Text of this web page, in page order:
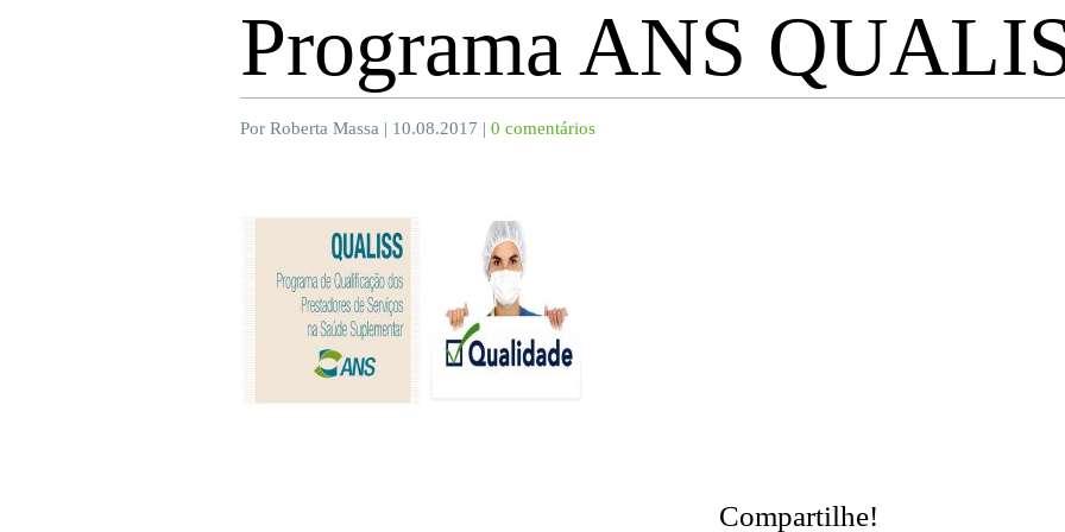
Programa ANS
Por Roberta Massa | 10.08.2017 | 0 comentários
Compartilhe!